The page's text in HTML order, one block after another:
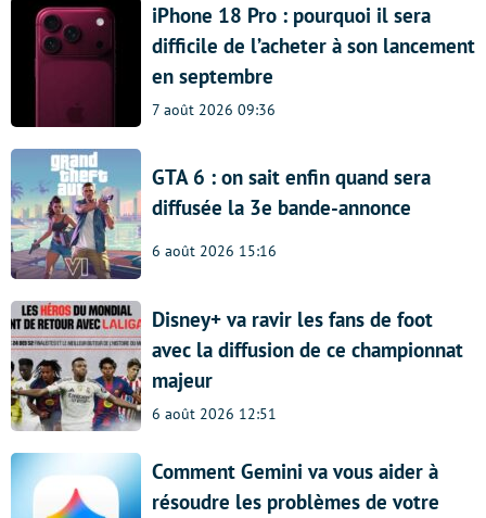
iPhone 18 Pro : pourquoi il sera
difficile de l’acheter à son lancement
en septembre
7 août 2026 09:36
GTA 6 : on sait enfin quand sera
diffusée la 3e bande-annonce
6 août 2026 15:16
Disney+ va ravir les fans de foot
avec la diffusion de ce championnat
majeur
6 août 2026 12:51
Comment Gemini va vous aider à
résoudre les problèmes de votre